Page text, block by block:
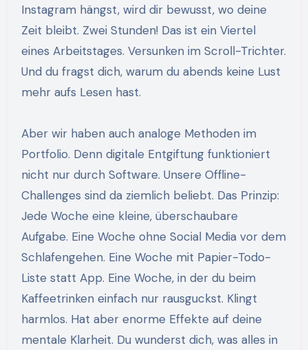
Instagram hängst, wird dir bewusst, wo deine
Zeit bleibt. Zwei Stunden! Das ist ein Viertel
eines Arbeitstages. Versunken im Scroll-Trichter.
Und du fragst dich, warum du abends keine Lust
mehr aufs Lesen hast.
Aber wir haben auch analoge Methoden im
Portfolio. Denn digitale Entgiftung funktioniert
nicht nur durch Software. Unsere Offline-
Challenges sind da ziemlich beliebt. Das Prinzip:
Jede Woche eine kleine, überschaubare
Aufgabe. Eine Woche ohne Social Media vor dem
Schlafengehen. Eine Woche mit Papier-Todo-
Liste statt App. Eine Woche, in der du beim
Kaffeetrinken einfach nur rausguckst. Klingt
harmlos. Hat aber enorme Effekte auf deine
mentale Klarheit. Du wunderst dich, was alles in